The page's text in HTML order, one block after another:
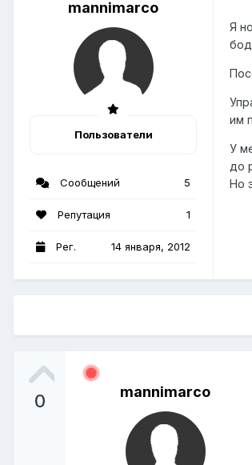
mannimarco
Пользователи
Сообщений 5
Репутация 1
Рег. 14 января, 2012
Я
им
У
до
Но
0 mannimarco